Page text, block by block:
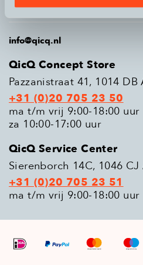
Populaire modellen
info@qicq.nl
QicQ Concept Store
Pazzanistraat 41, 1014
+31 (0)20 705 23 50
ma t/m vrij 9:00-18:00 uur
za 10:00-17:00 uur
QicQ Service Center
Sierenborch 14C, 1046
+31 (0)20 705 23 51
ma t/m vrij 9:00-18:00 uur